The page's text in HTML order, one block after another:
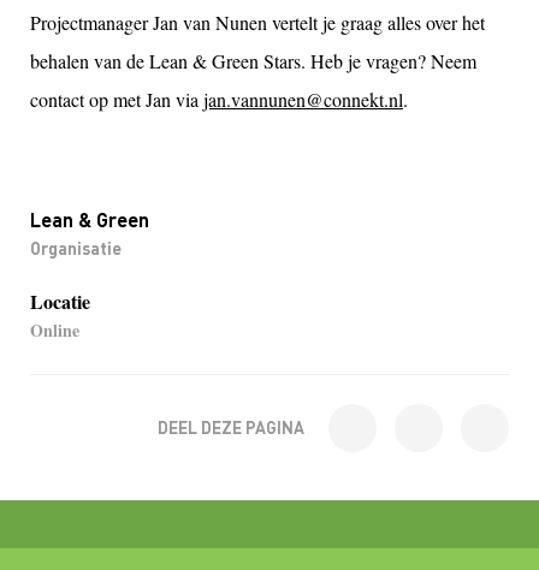
Lean & Green
Organisatie
Locatie
Online
Projectmanager Jan van Nunen vertelt je graag alles over het
behalen van de Lean & Green Stars. Heb je vragen? Neem
contact op met Jan viajan.vannunen@connekt.nl.
DEEL DEZE PAGINA